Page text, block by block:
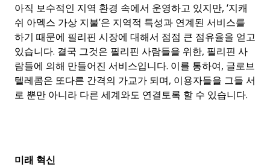
아직 보수적인 지역 환경 속에서 운영하고 있지만, ‘지캐
쉬 아멕스 가상 지불’은 지역적 특성과 연계된 서비스를
하기 때문에 필리핀 시장에 대해서 점점 큰 점유율을 얻고
있습니다. 결국 그것은 필리핀 사람들을 위한, 필리핀 사
람들에 의해 만들어진 서비스입니다. 이를 통하여, 글로브
텔레콤은 또다른 간격의 가교가 되며, 이용자들을 그들 서
로 뿐만 아니라 다른 세계와도 연결토록 할 수 있습니다.
미래 혁신